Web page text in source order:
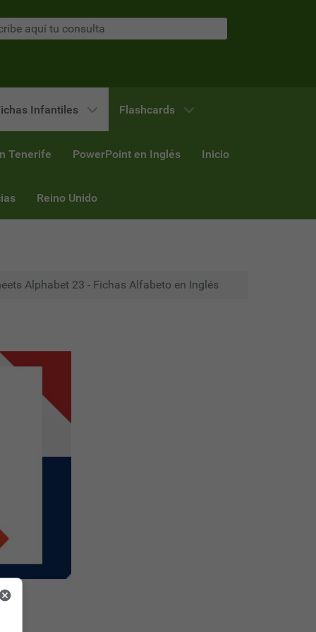
Infantiles Flashcards
Tenerife PowerPoint en Inglés Inicio
Reino Unido
Alphabet 23 - Fichas Alfabeto en Inglés